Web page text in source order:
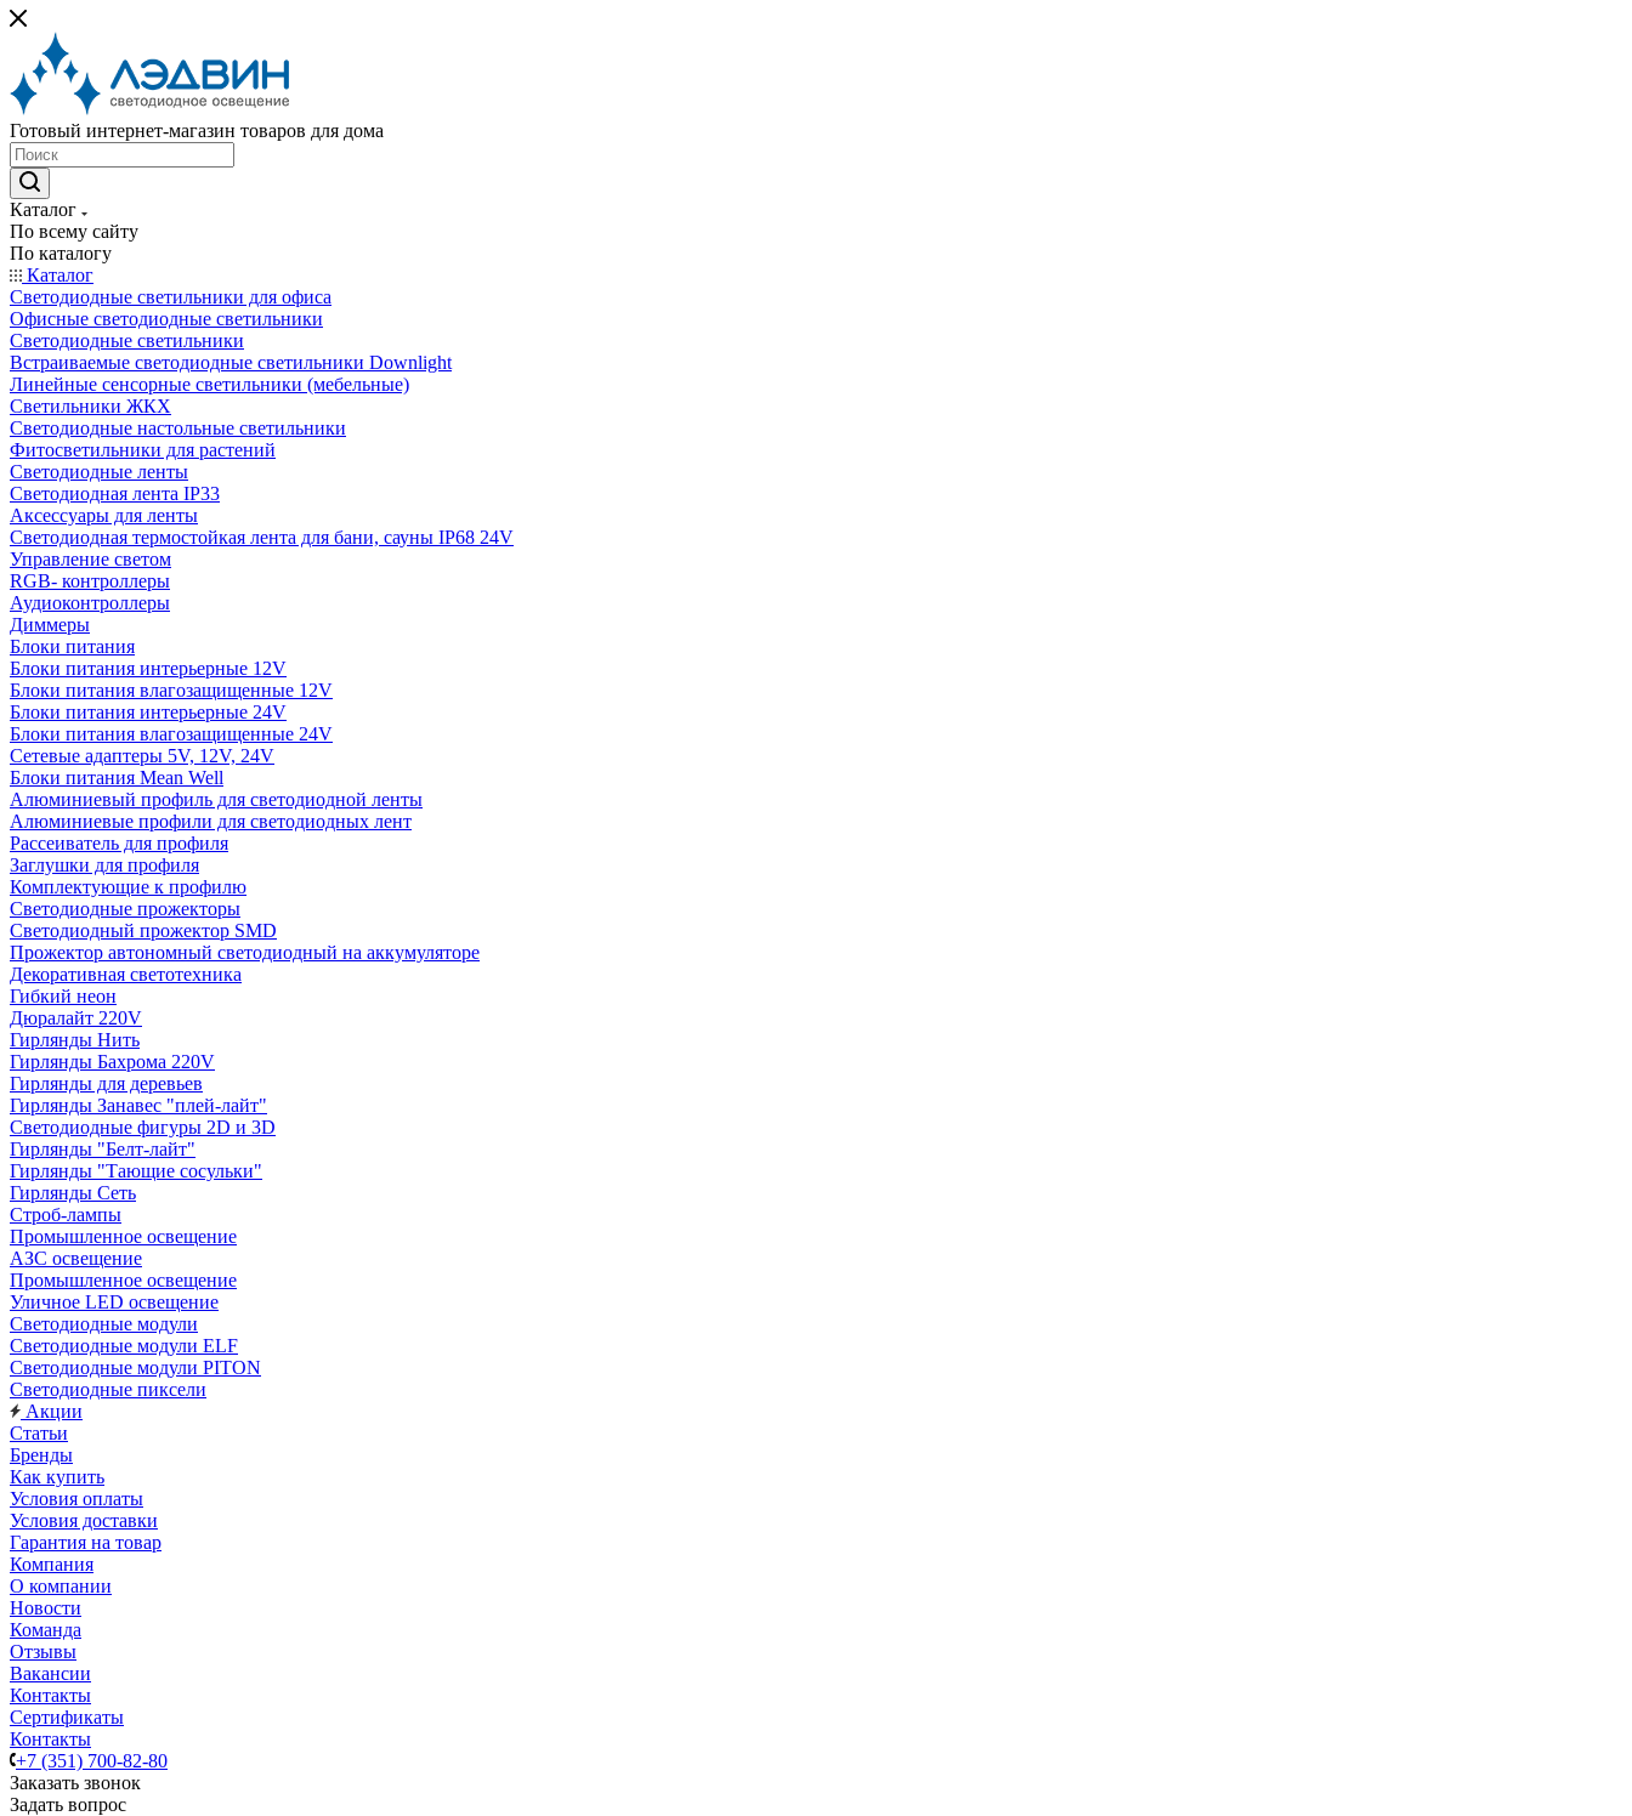
Готовый интернет-магазин товаров для дома
Каталог
По всему сайту
По каталогу
Каталог
Светодиодные светильники для офиса
Офисные светодиодные светильники
Светодиодные светильники
Встраиваемые светодиодные светильники Downlight
Линейные сенсорные светильники (мебельные)
Светильники ЖКХ
Светодиодные настольные светильники
Фитосветильники для растений
Светодиодные ленты
Светодиодная лента IP33
Аксессуары для ленты
Светодиодная термостойкая лента для бани, сауны IP68 24V
Управление светом
RGB- контроллеры
Аудиоконтроллеры
Диммеры
Блоки питания
Блоки питания интерьерные 12V
Блоки питания влагозащищенные 12V
Блоки питания интерьерные 24V
Блоки питания влагозащищенные 24V
Сетевые адаптеры 5V, 12V, 24V
Блоки питания Mean Well
Алюминиевый профиль для светодиодной ленты
Алюминиевые профили для светодиодных лент
Рассеиватель для профиля
Заглушки для профиля
Комплектующие к профилю
Светодиодные прожекторы
Светодиодный прожектор SMD
Прожектор автономный светодиодный на аккумуляторе
Декоративная светотехника
Гибкий неон
Дюралайт 220V
Гирлянды Нить
Гирлянды Бахрома 220V
Гирлянды для деревьев
Гирлянды Занавес "плей-лайт"
Светодиодные фигуры 2D и 3D
Гирлянды "Белт-лайт"
Гирлянды "Тающие сосульки"
Гирлянды Сеть
Строб-лампы
Промышленное освещение
АЗС освещение
Промышленное освещение
Уличное LED освещение
Светодиодные модули
Светодиодные модули ELF
Светодиодные модули PITON
Светодиодные пиксели
Акции
Статьи
Бренды
Как купить
Условия оплаты
Условия доставки
Гарантия на товар
Компания
О компании
Новости
Команда
Отзывы
Вакансии
Контакты
Сертификаты
Контакты
+7 (351) 700-82-80
Заказать звонок
Задать вопрос